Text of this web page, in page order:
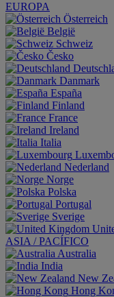
EUROPA
Österreich
België
Schweiz
Česko
Danmark
España
Finland
France
Ireland
Italia
Nederland
Norge
Polska
Portugal
Sverige
ASIA / PACÍFICO
Australia
India
New
Hong